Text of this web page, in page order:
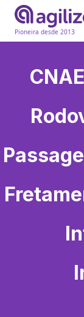
Pioneira desde 2013